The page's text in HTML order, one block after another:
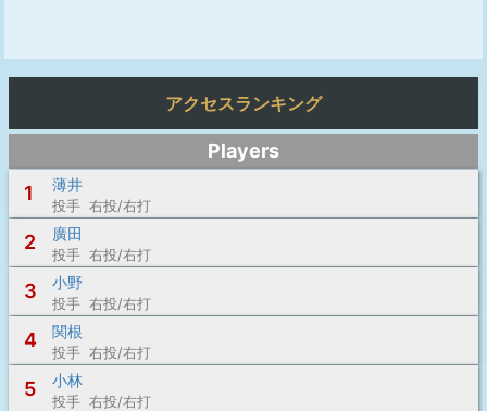
アクセスランキング
Players
1
薄井
投手 右投/右打
2 廣田
投手 右投/右打
3 小野
投手 右投/右打
4 関根
投手 右投/右打
5 小林
投手 右投/右打